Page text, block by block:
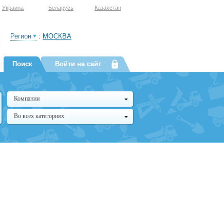
Украина Беларусь Казахстан
Регион : МОСКВА
Поиск Войти на сайт
Компании
Во всех категориях